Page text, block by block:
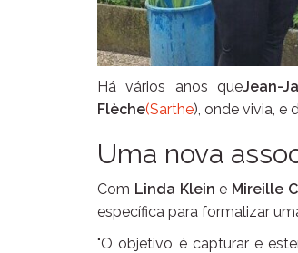
Há vários anos queJean-
Flèche(Sarthe), onde vivia, e
Uma nova
Com Linda Klein e Mireille
específica para formalizar
"O objetivo é capturar e